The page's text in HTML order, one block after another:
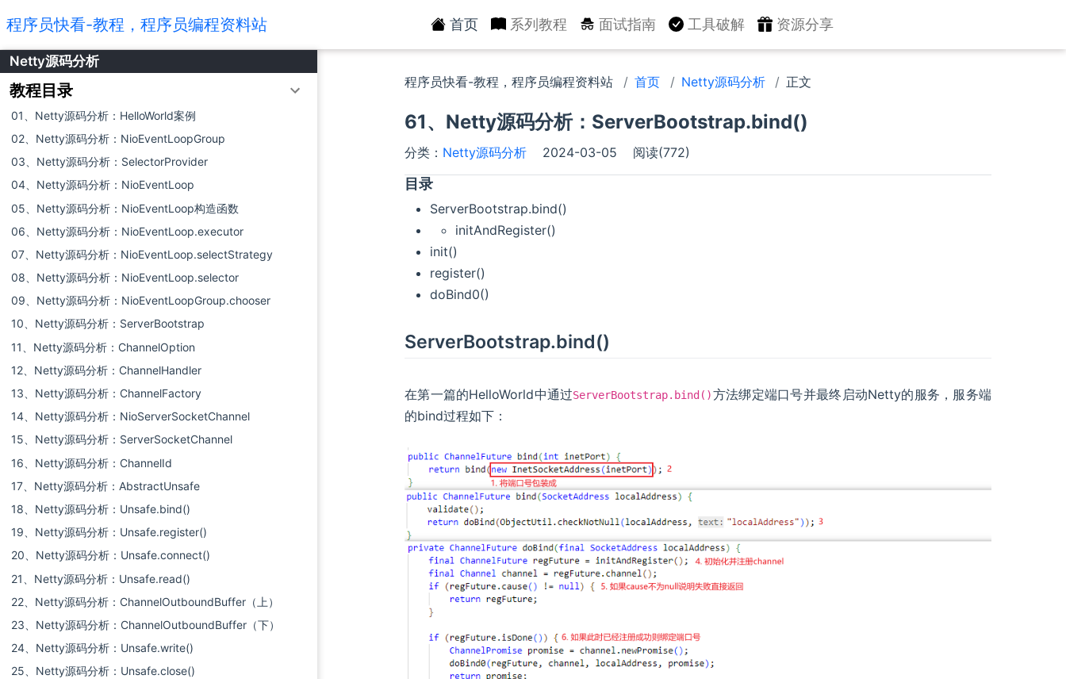
程序员快看-教程，程序员编程资料站 首页 系列教程 面试指南 工具破解 资源分享
Netty源码分析
教程目录
01、Netty源码分析：HelloWorld案例
02、Netty源码分析：NioEventLoopGroup
03、Netty源码分析：SelectorProvider
04、Netty源码分析：NioEventLoop
05、Netty源码分析：NioEventLoop构造函数
06、Netty源码分析：NioEventLoop.executor
07、Netty源码分析：NioEventLoop.selectStrategy
08、Netty源码分析：NioEventLoop.selector
09、Netty源码分析：NioEventLoopGroup.chooser
10、Netty源码分析：ServerBootstrap
11、Netty源码分析：ChannelOption
12、Netty源码分析：ChannelHandler
13、Netty源码分析：ChannelFactory
14、Netty源码分析：NioServerSocketChannel
15、Netty源码分析：ServerSocketChannel
16、Netty源码分析：ChannelId
17、Netty源码分析：AbstractUnsafe
18、Netty源码分析：Unsafe.bind()
19、Netty源码分析：Unsafe.register()
20、Netty源码分析：Unsafe.connect()
21、Netty源码分析：Unsafe.read()
22、Netty源码分析：ChannelOutboundBuffer（上）
23、Netty源码分析：ChannelOutboundBuffer（下）
24、Netty源码分析：Unsafe.write()
25、Netty源码分析：Unsafe.close()
程序员快看-教程，程序员编程资料站 首页 Netty源码分析 正文
61、Netty源码分析：ServerBootstrap.bind()
分类： Netty源码分析 2024-03-05 阅读(772)
目录
ServerBootstrap.bind()
initAndRegister()
init()
register()
doBind0()
ServerBootstrap.bind()
在第一篇的HelloWorld中通过ServerBootstrap.bind()方法绑定端口号并最终启动Netty的服务，服务端
的bind过程如下：